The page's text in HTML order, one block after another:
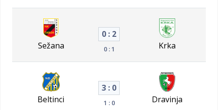
Sežana
0 : 2
0 : 1 Krka
Beltinci
3 : 0
1 : 0 Dravinja